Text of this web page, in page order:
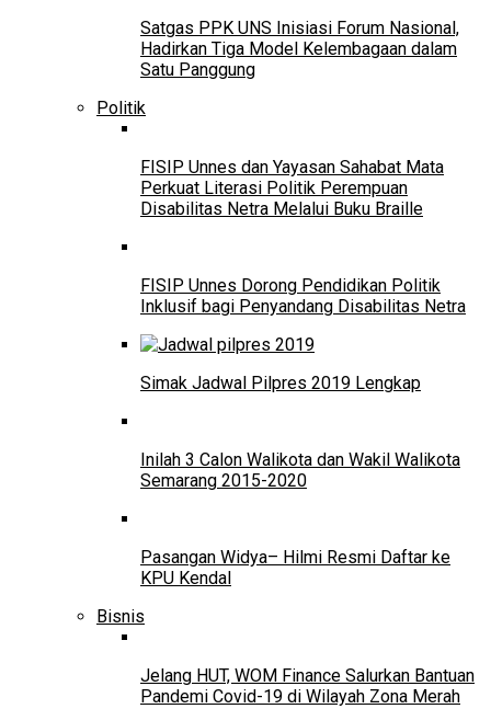
Satgas PPK UNS Inisiasi Forum Nasional,
Hadirkan Tiga Model Kelembagaan dalam
Satu Panggung
Politik
FISIP Unnes dan Yayasan Sahabat Mata
Perkuat Literasi Politik Perempuan
Disabilitas Netra Melalui Buku Braille
FISIP Unnes Dorong Pendidikan Politik
Inklusif bagi Penyandang Disabilitas Netra
Simak Jadwal Pilpres 2019 Lengkap
Inilah 3 Calon Walikota dan Wakil Walikota
Semarang 2015-2020
Pasangan Widya– Hilmi Resmi Daftar ke
KPU Kendal
Bisnis
Jelang HUT, WOM Finance Salurkan Bantuan
Pandemi Covid-19 di Wilayah Zona Merah